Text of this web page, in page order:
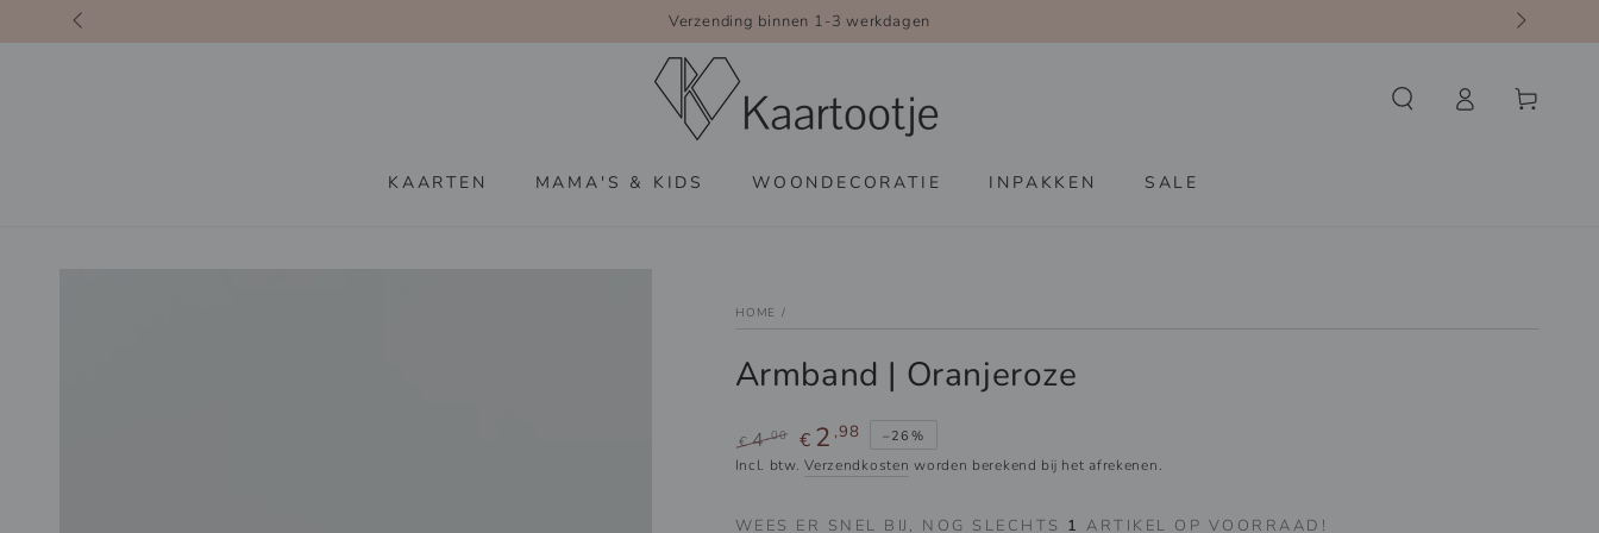
GA DOOR NAAR
INHOUD
Verzending binnen 1-3 werkdagen
KAARTEN MAMA'S & KIDS WOONDECORATIE INPAKKEN SALE
InloggenWinkelwagen
HOME /
Armband | Oranjeroze
Reguliere
€ 4 ,00
Sale
€ 2 ,98 –26%
Incl. btw.Verzendkosten worden berekend bij het afrekenen.
WEES ER SNEL BIJ, NOG SLECHTS 1 ARTIKEL OP VOORRAAD!